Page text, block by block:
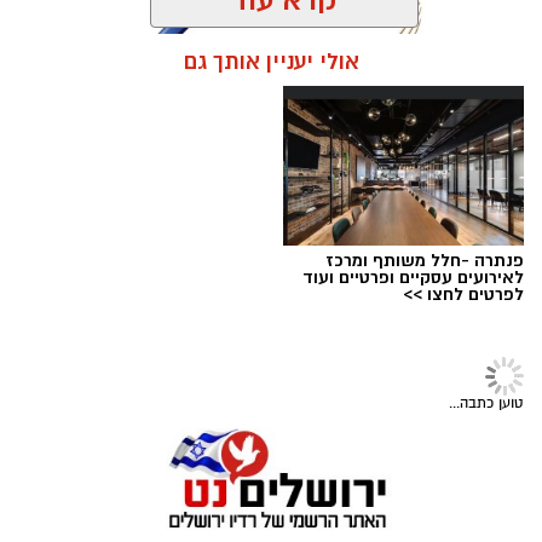
מעצרם של החשודים הוארך בבית המשפט.
וחצי מירושלים.
בזכות תגובה מהירה של הוריו והטיפול המיידי של
הצוות הרפואי אשר הבין כי כל דקה שעוברת הינה
קריטית ומסכנת את חייו, הסתיים האירוע ללא
הטרגדיה שעלולה הייתה להתרחש.
"הילד שיחק בטאבלט בבית," מספרת אימו. "זה
טאבלט שנועד לציורים וקשקושים והוא שיחק בו עד
מערכת ירושלים נט / 09:02 05.08.26
שנה לאיחוד הבירה - סמל ייחודי שילווה את כלל
אולי יעניין אותך גם
פנתרה -חלל משותף ומרכז
לאירועים עסקיים ופרטיים ועוד
לפרטים לחצו >>
חדשות
בפעילות ממוקדת בשכונת פסגת זאב במהלך
השבוע האחרון